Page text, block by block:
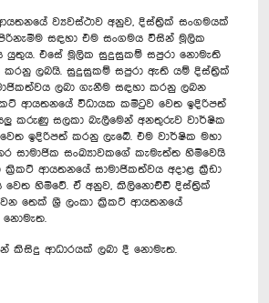
ආයතනයේ ව්‍යවස්ථාව අනුව, දිස්ත්‍රික් සංගමයක්
සඳහා එම සංගමය විසින් මූලික
යුතුය. එසේ මූලික සුදුසුකම් සපුරා නොමැති
කරනු ලබයි. සුදුසුකම් සපුරා ඇති යම් දිස්ත්‍රික්
ලබා ගැනීම සඳහා කරනු ලබන
ආයතනයේ විධායක කමිටුව වෙත ඉදිරිපත්
කරුණු සලකා බැලීමෙන් අනතුරුව වාර්ෂික
ඉදිරිපත් කරනු ලැබේ. එම වාර්ෂික මහා
සාමාජික සංඛ්‍යාවකගේ කැමැත්ත හිමිවෙයි
ආයතනයේ සාමාජිකත්වය අදාළ ක්‍රීඩා
වෙත හිමිවේ. ඒ අනුව, කිලිනොච්චි දිස්ත්‍රික්
තෙක් ශ්‍රී ලංකා ක්‍රිකට් ආයතනයේ
නොමැත.
කිසිදු ආධාරයක් ලබා දී නොමැත.